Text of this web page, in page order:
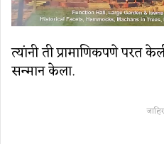
त्यांनी ती प्रामाणिकपणे परत
सन्मान केला.